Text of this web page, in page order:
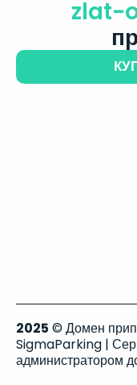
zlat-
2025 © Домен
SigmaParking |
администратором